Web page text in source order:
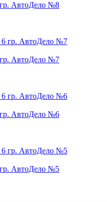
АвтоДело №8
АвтоДело №7
АвтоДело №6
АвтоДело №5